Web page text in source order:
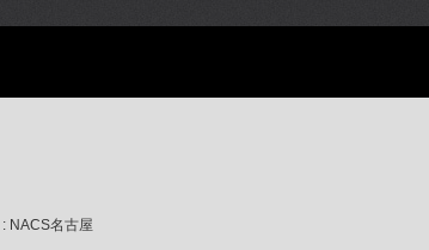
: NACS名古屋